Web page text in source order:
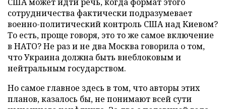
сотрудничества фактически подразумевает
военно-политический контроль США над Киевом?
То есть, проще говоря, это то же самое включение
в НАТО? Не раз и не два Москва говорила о том,
что Украина должна быть внеблоковым и
нейтральным государством.
Но самое главное здесь в том, что авторы этих
планов, казалось бы, не понимают всей сути